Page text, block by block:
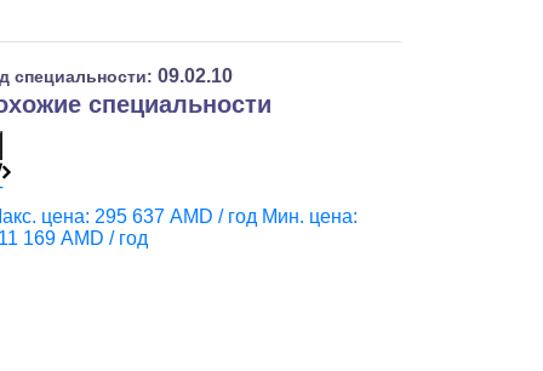
специальности: 09.02.10
специальности
цена: 295 637 AMD / год Мин. цена:
169 AMD / год